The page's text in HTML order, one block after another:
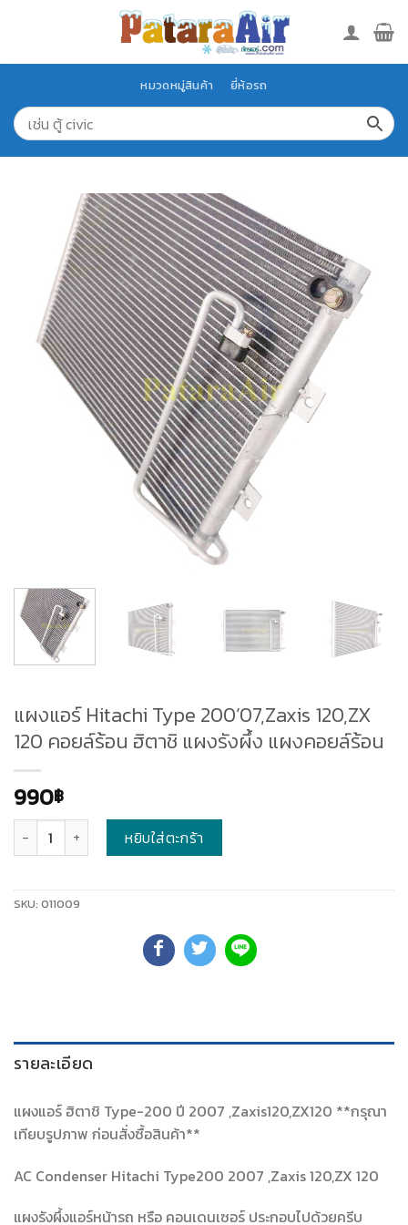
หมวดหมู่สินค้า ยี่ห้อรถ
แผงแอร์ Hitachi Type 200’07,Zaxis 120,ZX
120 คอยล์ร้อน ฮิตาชิ แผงรังผึ้ง แผงคอยล์ร้อน
990฿
หยิบใส่ตะกร้า
SKU: 011009
รายละเอียด
แผงแอร์ ฮิตาชิ Type-200 ปี 2007 ,Zaxis120,ZX120 **กรุณา
เทียบรูปภาพ ก่อนสั่งซื้อสินค้า**
AC Condenser Hitachi Type200 2007 ,Zaxis 120,ZX 120
แผงรังผึ้งแอร์หน้ารถ หรือ คอนเดนเซอร์ ประกอบไปด้วยครีบ